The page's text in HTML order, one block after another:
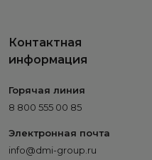
Контактная
информация
Горячая линия
8 800 555 00 85
Электронная почта
info@dmi-group.ru